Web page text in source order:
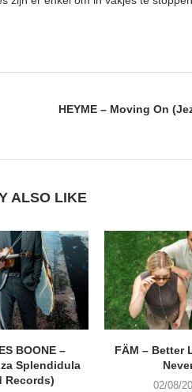
HEYME – Moving On
ALSO LIKE
BOONE –
Splendidula
Records)
FÄM – Better
02/08/